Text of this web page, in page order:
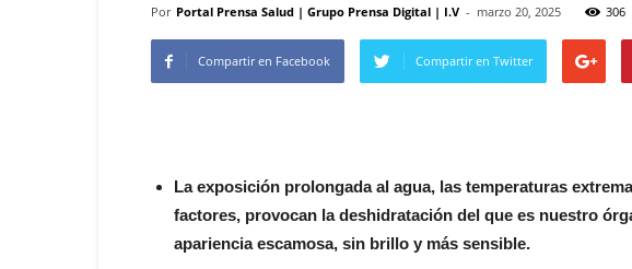
Por Portal Prensa Salud | Grupo Prensa Digital | I.V - marzo 20, 2025 306
Compartir en Facebook Compartir en Twitter
La exposición prolongada al agua, las temperaturas
factores, provocan la deshidratación del que es nuestro
apariencia escamosa, sin brillo y más sensible.